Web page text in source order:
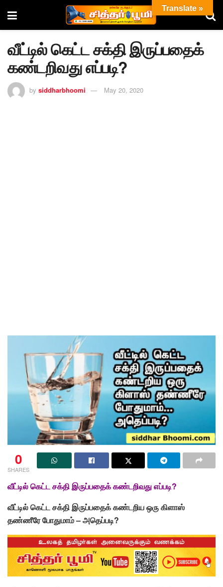
வீட்டில் கெட்ட சக்தி இருப்பதைக்
கண்டறிவது எப்படி?
by siddharbhoomi May 20, 2020
0
SHARES
வீட்டில் கெட்ட சக்தி இருப்பதைக் கண்டறிவது எப்படி?
வீட்டில் கெட்ட சக்தி இருப்பதைக் கண்டறிய ஒரு கிளாஸ்
தண்ணீரே போதுமாம் – அதெப்படி?
Translate »